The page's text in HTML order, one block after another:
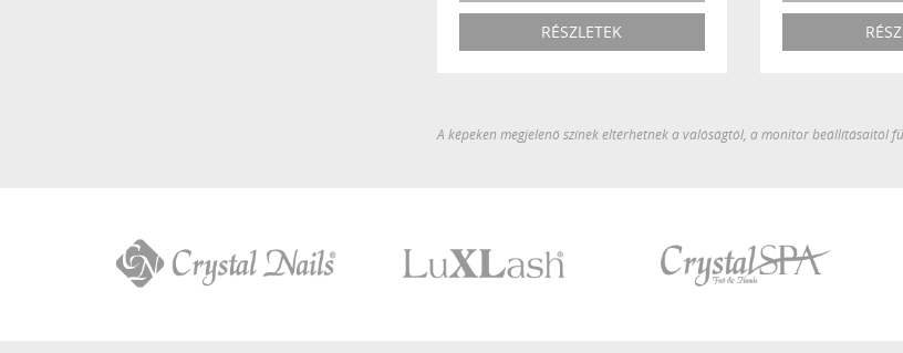
RÉSZLETEK
A képeken megjelenő színek eltérhetnek a valóságtól, a monitor beállításaitól